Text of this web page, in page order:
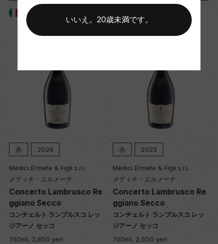
Wine Advocate 獲得点
ー
Wine Spectator 得点
醗酵・熟成
醗酵：瓶内二次醗酵/ステンレスタンク
熟成：デゴルジュマンまでの瓶内熟成 12カ月以上
年間生産量
イタリア
赤 2024
Medici Ermete & Figli s.r.l.
メディチ・エルメーテ
Concerto Lambrusco Re
ggiano Secco
コンチェルト ランブルスコ レッ
ジアーノ セッコ
750ml, 2,650 yen
赤 2023
Medici Ermete & Figli s.r.l.
メディチ・エルメーテ
Concerto Lambrusco Re
ggiano Secco
コンチェルト ランブルスコ レッ
ジアーノ セッコ
750ml, 2,500 yen
いいえ。20歳未満です。